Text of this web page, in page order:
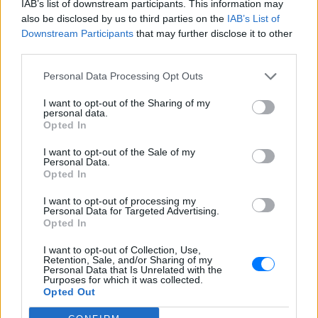
IAB’s list of downstream participants. This information may
also be disclosed by us to third parties on the IAB’s List of
Downstream Participants that may further disclose it to other
Personal Data Processing Opt Outs
I want to opt-out of the Sharing of my
personal data.
Opted In
I want to opt-out of the Sale of my
Personal Data.
Opted In
I want to opt-out of processing my
Personal Data for Targeted Advertising.
Opted In
I want to opt-out of Collection, Use,
Retention, Sale, and/or Sharing of my
Personal Data that Is Unrelated with the
Purposes for which it was collected.
Opted Out
Νέα λεωφόρος στον Βοτανικό:
Πόσες λωρίδες θα έχει και
πότε παραδίδεται
ΣΉΜΕΡΑ
Η Λεωφόρος Προφήτη Δανιήλ, που
κατασκευάζεται στο πλαίσιο της Διπλής
οδικού δικτύου 8 χιλιομέτρων και
συνδέεται άμεσα με το νέο γήπεδο του
Ισραηλινό ΥΠΕΞ προς τουρίστες στην Ελλάδα:
«Κρύψτε ότι είστε Ισραηλινοί» λόγω
διαδηλώσεων
Ταξιδιωτική προειδοποίηση εξέδωσε το ισραηλινό
υπουργείο Εξωτερικών ενόψει της «ημέρας οργής»